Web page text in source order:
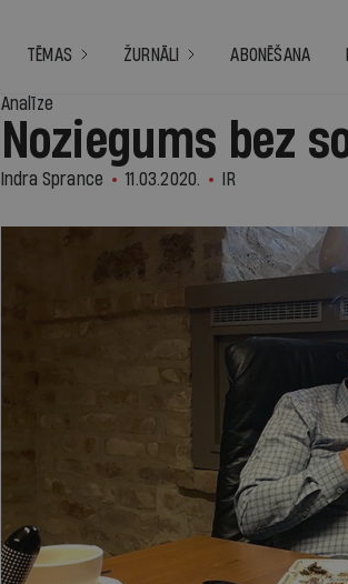
TĒMAS ŽURNĀLI ABONĒŠANA
Analīze
Noziegums bez
Indra Sprance 11.03.2020. IR